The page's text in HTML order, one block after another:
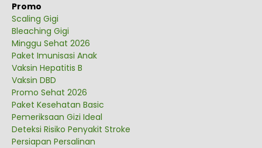
Promo
Scaling Gigi
Bleaching Gigi
Minggu Sehat 2026
Paket Imunisasi Anak
Vaksin Hepatitis B
Vaksin DBD
Promo Sehat 2026
Paket Kesehatan Basic
Pemeriksaan Gizi Ideal
Deteksi Risiko Penyakit Stroke
Persiapan Persalinan